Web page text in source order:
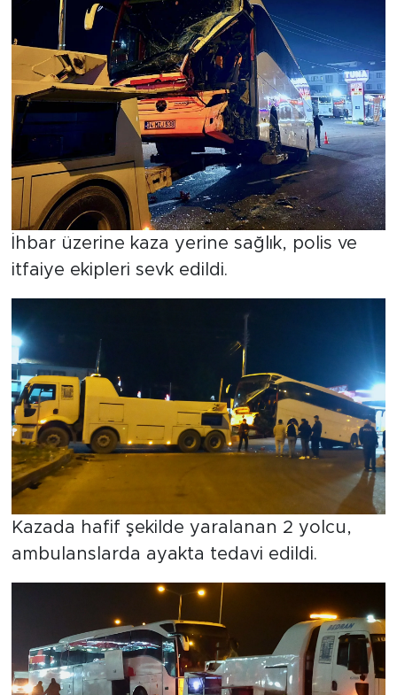
İhbar üzerine kaza yerine sağlık, polis ve
itfaiye ekipleri sevk edildi.
Kazada hafif şekilde yaralanan 2 yolcu,
ambulanslarda ayakta tedavi edildi.